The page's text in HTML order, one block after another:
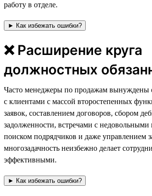
работу в отделе.
► Как избежать ошибки?
❌ Расширение круга
должностных
Часто менеджеры по продажам вынуждены
с клиентами с массой второстепенных
заявок, составлением договоров, сбором
задолженности, встречами с недовольными
поиском подрядчиков и даже управлением
многозадачность неизбежно делает
эффективными.
► Как избежать ошибки?